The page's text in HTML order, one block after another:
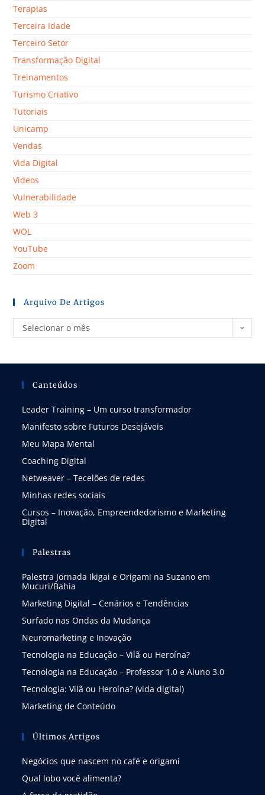
Terapias
Terceira Idade
Terceiro Setor
Transformação Digital
Treinamentos
Turismo Criativo
Tutoriais
Unicamp
Vendas
Vida Digital
Vídeos
Vulnerabilidade
Web 3
WOL
YouTube
Zoom
Arquivo De Artigos
Selecionar o mês
Canteúdos
Leader Training – Um curso transformador
Manifesto sobre Futuros Desejáveis
Meu Mapa Mental
Coaching Digital
Netweaver – Tecelões de redes
Minhas redes sociais
Cursos – Inovação, Empreendedorismo e Marketing
Digital
Palestras
Palestra Jornada Ikigai e Origami na Suzano em
Mucuri/Bahia
Marketing Digital – Cenários e Tendências
Surfado nas Ondas da Mudança
Neuromarketing e Inovação
Tecnologia na Educação – Vilã ou Heroína?
Tecnologia na Educação – Professor 1.0 e Aluno 3.0
Tecnologia: Vilã ou Heroína? (vida digital)
Marketing de Conteúdo
Últimos Artigos
Negócios que nascem no café e origami
Qual lobo você alimenta?